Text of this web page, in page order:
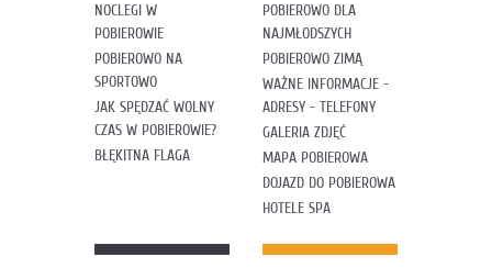
NOCLEGI W
POBIEROWIE
POBIEROWO NA
SPORTOWO
JAK SPĘDZAĆ WOLNY
CZAS W POBIEROWIE?
BŁĘKITNA FLAGA
POBIEROWO DLA
NAJMŁODSZYCH
POBIEROWO ZIMĄ
WAŻNE INFORMACJE -
ADRESY - TELEFONY
GALERIA ZDJĘĆ
MAPA POBIEROWA
DOJAZD DO POBIEROWA
HOTELE SPA